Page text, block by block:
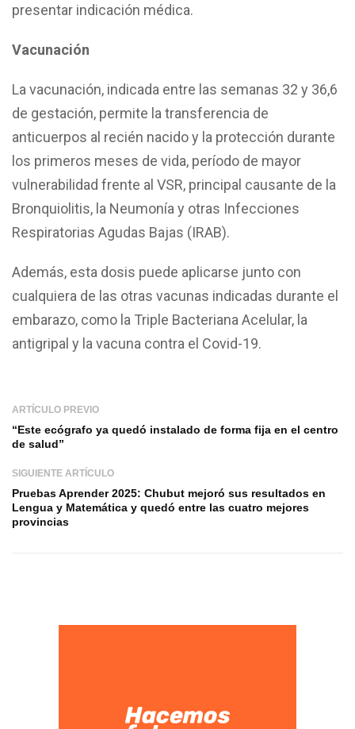
presentar indicación médica.
Vacunación
La vacunación, indicada entre las semanas 32 y 36,6
de gestación, permite la transferencia de
anticuerpos al recién nacido y la protección durante
los primeros meses de vida, período de mayor
vulnerabilidad frente al VSR, principal causante de la
Bronquiolitis, la Neumonía y otras Infecciones
Respiratorias Agudas Bajas (IRAB).
Además, esta dosis puede aplicarse junto con
cualquiera de las otras vacunas indicadas durante el
embarazo, como la Triple Bacteriana Acelular, la
antigripal y la vacuna contra el Covid-19.
ARTÍCULO PREVIO
“Este ecógrafo ya quedó instalado de forma fija en el centro
de salud”
SIGUIENTE ARTÍCULO
Pruebas Aprender 2025: Chubut mejoró sus resultados en
Lengua y Matemática y quedó entre las cuatro mejores
provincias